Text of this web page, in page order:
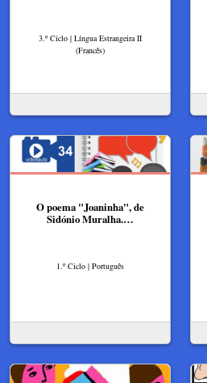
3.º Ciclo | Língua Estrangeira II
(Francês)
O poema "Joaninha", de
Sidónio Muralha.…
1.º Ciclo | Português